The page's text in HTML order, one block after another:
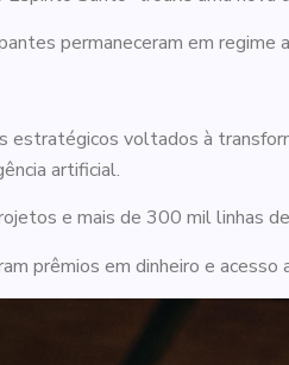
permaneceram em
estratégicos voltados à
artificial.
e mais de 300 mil linhas
prêmios em dinheiro e